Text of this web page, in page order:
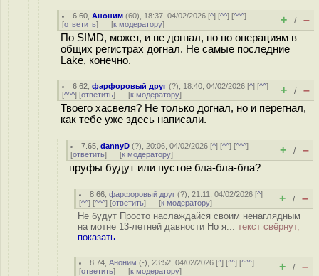
6.60 ,Аноним (60), 18:37, 04/02/2026 [^] [^^] [^^^]
[ответить] [к модератору] + / –
По SIMD, может, и не догнал, но по операциям в
общих регистрах догнал. Не самые последние
Lake, конечно.
6.62 ,фарфоровый друг (?), 18:40, 04/02/2026 [^] [^^]
[^^^] [ответить] [к модератору] + / –
Твоего хасвеля? Не только догнал, но и перегнал,
как тебе уже здесь написали.
7.65 ,dannyD (?), 20:06, 04/02/2026 [^] [^^] [^^^]
[ответить] [к модератору] + / –
пруфы будут или пустое бла-бла-бла?
8.66 ,фарфоровый друг (?), 21:11, 04/02/2026 [^]
[^^] [^^^] [ответить] [к модератору] + / –
Не будут Просто наслаждайся своим ненаглядным
на мотне 13-летней давности Но я... текст свёрнут,
показать
8.74 ,Аноним (-), 23:52, 04/02/2026 [^] [^^] [^^^]
[ответить] [к модератору] + / –